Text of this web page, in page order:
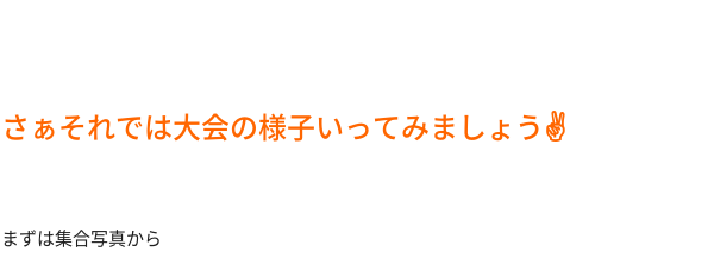
さぁそれでは大会の様子いってみましょう✌
まずは集合写真から